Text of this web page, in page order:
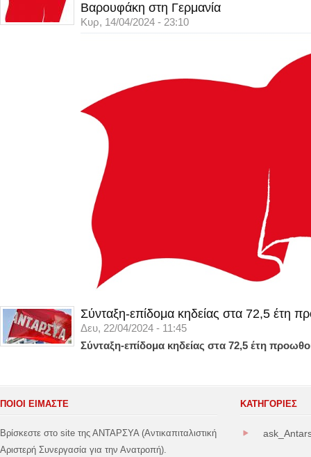
Βαρουφάκη στη Γερμανία
Κυρ, 14/04/2024 - 23:10
Σύνταξη-επίδομα κηδείας στα 72,5 έτη
Δευ, 22/04/2024 - 11:45
Σύνταξη-επίδομα κηδείας στα 72,5 έτη
ΠΟΙΟΙ ΕΙΜΑΣΤΕ
Βρίσκεστε στο site της ΑΝΤΑΡΣΥΑ (Αντικαπιταλιστική
Αριστερή Συνεργασία για την Ανατροπή).
ΚΑΤΗΓΟΡΊΕΣ